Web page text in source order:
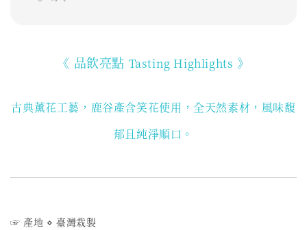
《 品飲亮點 Tasting Highlights 》
古典薰花工藝，鹿谷產含笑花使用 ，全天然素材，風味馥
郁且純淨順口。
☞ 產地 ⋄ 臺灣栽製